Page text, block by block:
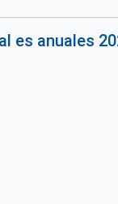
es anuales